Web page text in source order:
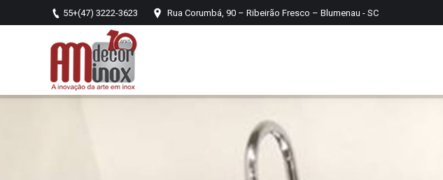
55+(47) 3222-3623 Rua Corumbá, 90 – Ribeirão Fresco – Blumenau - SC